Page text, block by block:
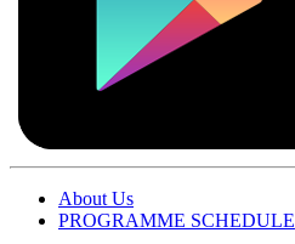
About Us
PROGRAMME SCHEDULE